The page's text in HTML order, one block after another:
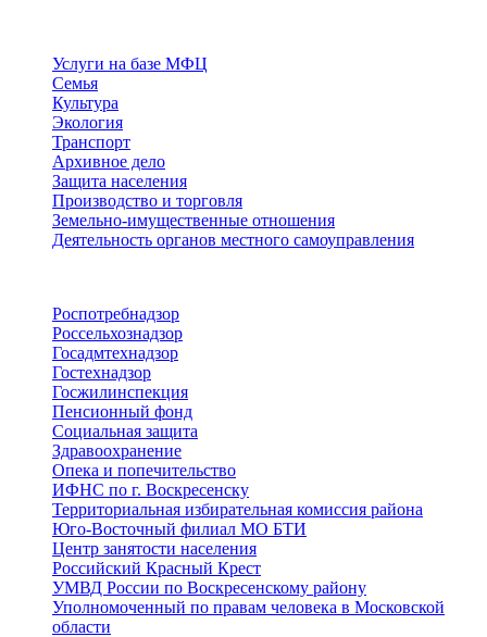
Услуги на базе МФЦ
Семья
Культура
Экология
Транспорт
Архивное дело
Защита населения
Производство и торговля
Земельно-имущественные отношения
Деятельность органов местного самоуправления
Роспотребнадзор
Россельхознадзор
Госадмтехнадзор
Гостехнадзор
Госжилинспекция
Пенсионный фонд
Социальная защита
Здравоохранение
Опека и попечительство
ИФНС по г. Воскресенску
Территориальная избирательная комиссия района
Юго-Восточный филиал МО БТИ
Центр занятости населения
Российский Красный Крест
УМВД России по Воскресенскому району
Уполномоченный по правам человека в Московской
области